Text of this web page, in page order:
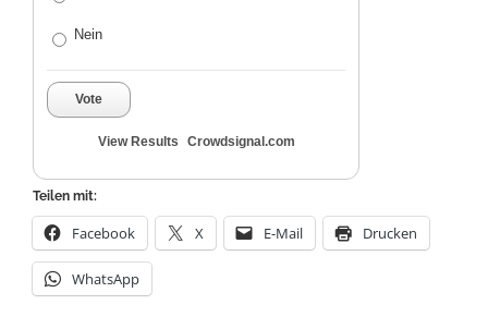
Nein
Vote
View Results Crowdsignal.com
Teilen mit:
Facebook X E-Mail Drucken
WhatsApp